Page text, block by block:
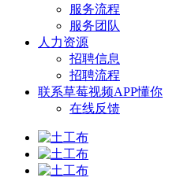
服务流程
服务团队
人力资源
招聘信息
招聘流程
联系草莓视频APP懂你
在线反馈